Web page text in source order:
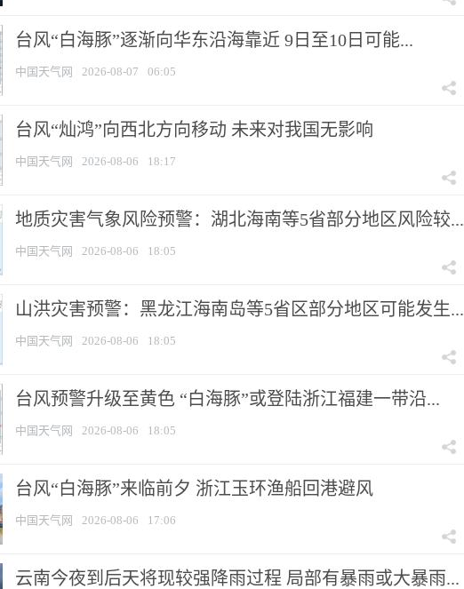
台风“白海豚”逐渐向华东沿海靠近 9日至10日可能...
中国天气网 2026-08-07 06:05
台风“灿鸿”向西北方向移动 未来对我国无影响
中国天气网 2026-08-06 18:17
地质灾害气象风险预警：湖北海南等5省部分地区风险较...
中国天气网 2026-08-06 18:05
山洪灾害预警：黑龙江海南岛等5省区部分地区可能发生...
中国天气网 2026-08-06 18:05
台风预警升级至黄色 “白海豚”或登陆浙江福建一带沿...
中国天气网 2026-08-06 18:05
台风“白海豚”来临前夕 浙江玉环渔船回港避风
中国天气网 2026-08-06 17:06
云南今夜到后天将现较强降雨过程 局部有暴雨或大暴雨...